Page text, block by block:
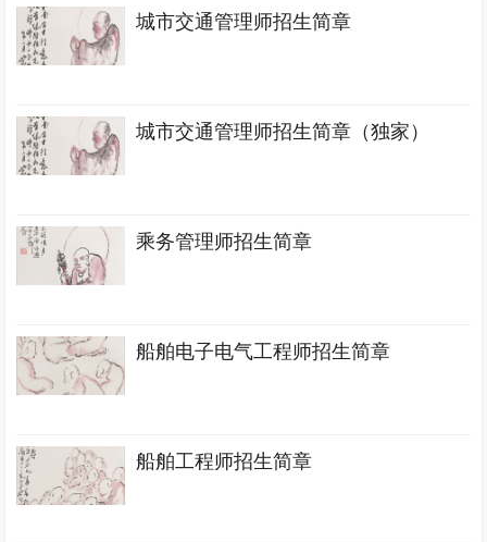
城市交通管理师招生简章
城市交通管理师招生简章（独家）
乘务管理师招生简章
船舶电子电气工程师招生简章
船舶工程师招生简章